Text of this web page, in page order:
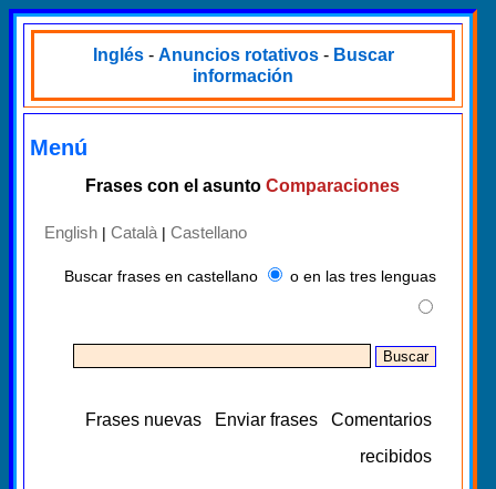
Inglés- Anuncios rotativos- Buscar
información
Menú
Frases con el asunto Comparaciones
English | Català | Castellano
Buscar frases en castellano o en las tres lenguas
Frases nuevas Enviar frases
Comentarios
recibidos